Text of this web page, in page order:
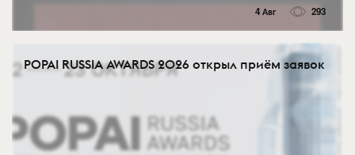
4 Авг 293
POPAI RUSSIA AWARDS 2026 открыл приём заявок